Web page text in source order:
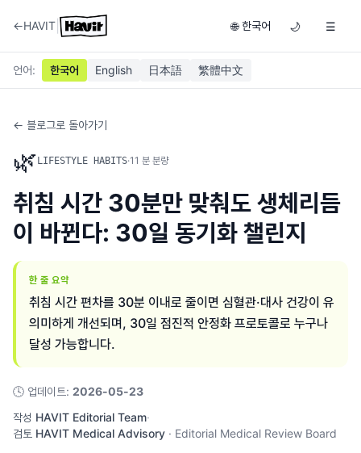
←HAVIT 🌐 한국어 🌙 ☰
언어: 한국어 English 日本語 繁體中文
← 블로그로 돌아가기
🌿 LIFESTYLE HABITS·11 분 분량
취침 시간 30분만 맞춰도 생체리듬
이 바뀐다: 30일 동기화 챌린지
한 줄 요약
취침 시간 편차를 30분 이내로 줄이면 심혈관·대사 건강이 유
의미하게 개선되며, 30일 점진적 안정화 프로토콜로 누구나
달성 가능합니다.
🕓 업데이트: 2026-05-23
작성 HAVIT Editorial Team·
검토 HAVIT Medical Advisory · Editorial Medical Review Board